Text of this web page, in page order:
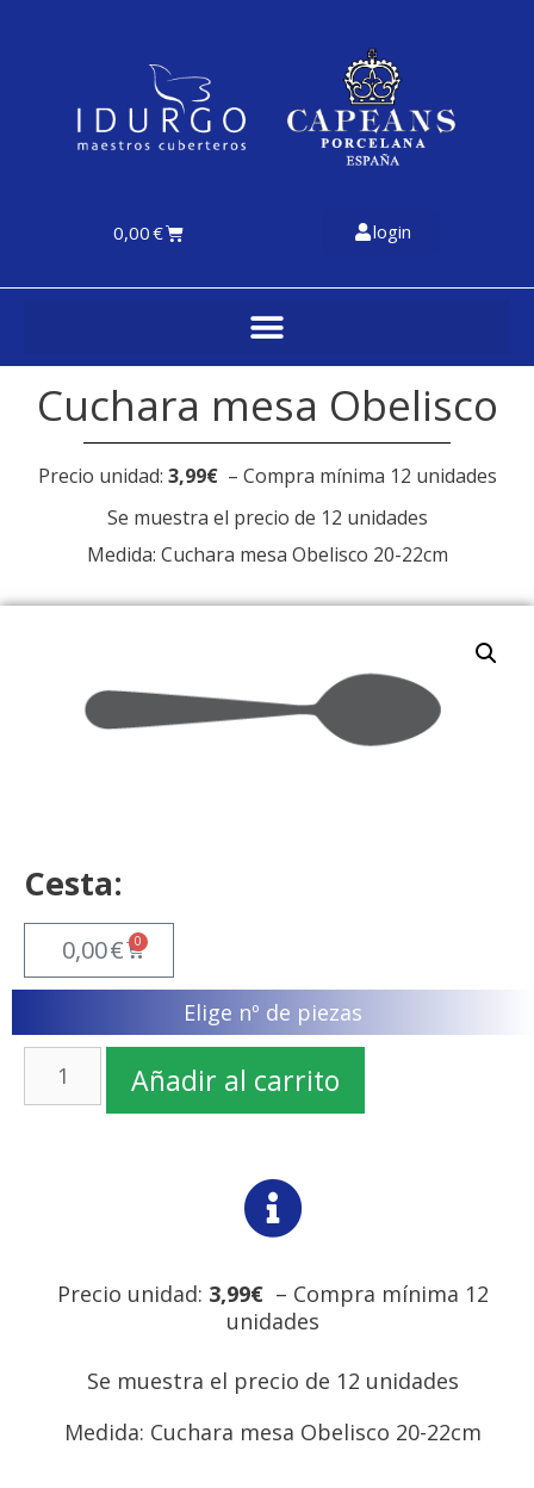
0,00€ login
Cuchara mesa Obelisco
Precio unidad: 3,99€ – Compra mínima 12 unidades
Se muestra el precio de 12 unidades
Medida: Cuchara mesa Obelisco 20-22cm
Cesta:
0,00€ 0
Elige nº de piezas
Añadir al carrito
Precio unidad: 3,99€ – Compra mínima 12
unidades
Se muestra el precio de 12 unidades
Medida: Cuchara mesa Obelisco 20-22cm